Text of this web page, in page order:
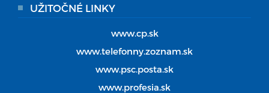
UŽITOČNÉ LINKY
www.cp.sk
www.telefonny.zoznam.sk
www.psc.posta.sk
www.profesia.sk